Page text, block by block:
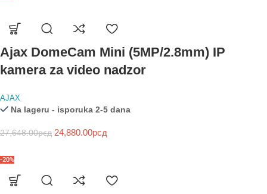
Ajax DomeCam Mini (5MP/2.8mm) IP
kamera za video nadzor
AJAX
Na lageru - isporuka 2-5 dana
27,648.00рсд 24,880.00рсд
-20%